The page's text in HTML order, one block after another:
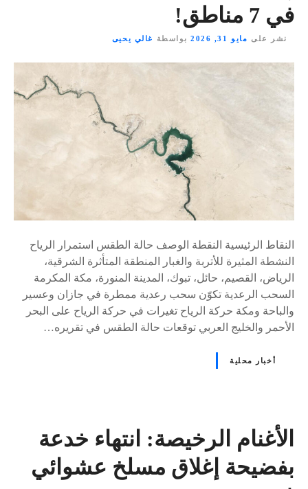
في 7 مناطق!
نشر على مايو 31, 2026 بواسطة غالي يحيى
النقاط الرئيسية النقطة الوصف حالة الطقس استمرار الرياح
النشطة المثيرة للأتربة والغبار المنطقة المتأثرة الشرقية،
الرياض، القصيم، حائل، تبوك، المدينة المنورة، مكة المكرمة
السحب الرعدية تكوّن سحب رعدية ممطرة في جازان وعسير
والباحة ومكة حركة الرياح تغيرات في حركة الرياح على البحر
الأحمر والخليج العربي توقعات حالة الطقس في تقريره…
أخبار محلية
الأغنام الرخيصة: انتهاء خدعة
بفضيحة إغلاق مسلخ عشوائي